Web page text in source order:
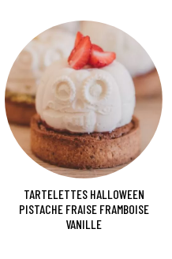
TARTELETTES HALLOWEEN
PISTACHE FRAISE FRAMBOISE
VANILLE